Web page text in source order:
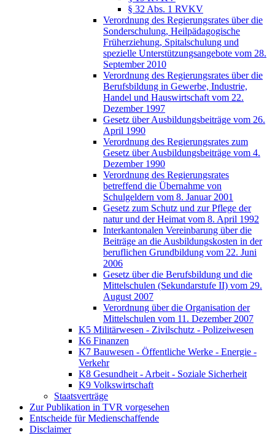
§ 32 Abs. 1 RVKV
Verordnung des Regierungsrates über die
Sonderschulung, Heilpädagogische
Früherziehung, Spitalschulung und
spezielle Unterstützungsangebote vom 28.
September 2010
Verordnung des Regierungsrates über die
Berufsbildung in Gewerbe, Industrie,
Handel und Hauswirtschaft vom 22.
Dezember 1997
Gesetz über Ausbildungsbeiträge vom 26.
April 1990
Verordnung des Regierungsrates zum
Gesetz über Ausbildungsbeiträge vom 4.
Dezember 1990
Verordnung des Regierungsrates
betreffend die Übernahme von
Schulgeldern vom 8. Januar 2001
Gesetz zum Schutz und zur Pflege der
natur und der Heimat vom 8. April 1992
Interkantonalen Vereinbarung über die
Beiträge an die Ausbildungskosten in der
beruflichen Grundbildung vom 22. Juni
2006
Gesetz über die Berufsbildung und die
Mittelschulen (Sekundarstufe II) vom 29.
August 2007
Verordnung über die Organisation der
Mittelschulen vom 11. Dezember 2007
K5 Militärwesen - Zivilschutz - Polizeiwesen
K6 Finanzen
K7 Bauwesen - Öffentliche Werke - Energie -
Verkehr
K8 Gesundheit - Arbeit - Soziale Sicherheit
K9 Volkswirtschaft
Staatsverträge
Zur Publikation in TVR vorgesehen
Entscheide für Medienschaffende
Disclaimer